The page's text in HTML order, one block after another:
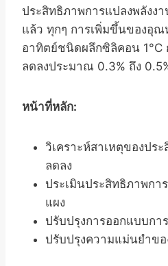
ประสิทธิภาพการแปลงพลังง
แล้ว ทุกๆ การเพิ่มขึ้นของอุณ
อาทิตย์ชนิดผลึกซิลิคอน 1°C
ลดลงประมาณ 0.3% ถึง
หน้าที่หลัก:
วิเคราะห์สาเหตุของปร
ลดลง
ประเมินประสิทธิภาพกา
แผง
ปรับปรุงการออกแบบกา
ปรับปรุงความแม่นยำขอ